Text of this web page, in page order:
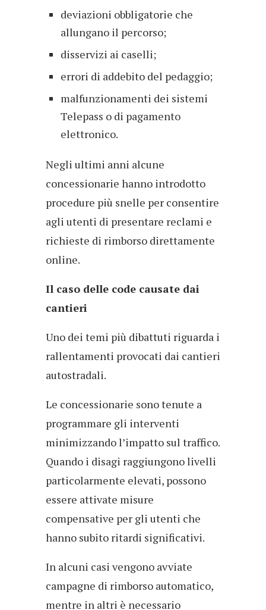
deviazioni obbligatorie che
allungano il percorso;
disservizi ai caselli;
errori di addebito del pedaggio;
malfunzionamenti dei sistemi
Telepass o di pagamento
elettronico.
Negli ultimi anni alcune
concessionarie hanno introdotto
procedure più snelle per consentire
agli utenti di presentare reclami e
richieste di rimborso direttamente
online.
Il caso delle code causate dai
cantieri
Uno dei temi più dibattuti riguarda i
rallentamenti provocati dai cantieri
autostradali.
Le concessionarie sono tenute a
programmare gli interventi
minimizzando l’impatto sul traffico.
Quando i disagi raggiungono livelli
particolarmente elevati, possono
essere attivate misure
compensative per gli utenti che
hanno subito ritardi significativi.
In alcuni casi vengono avviate
campagne di rimborso automatico,
mentre in altri è necessario